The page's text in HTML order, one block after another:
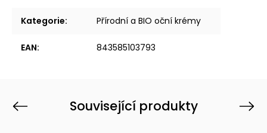
Kategorie: Přírodní a BIO oční krémy
EAN: 843585103793
Související produkty
Previous Next